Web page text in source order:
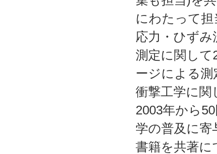
にわたって
応力・ひず
測定に関して
ージによる
衝撃工学に関
2003年から
学の普及に寄
書籍を共著に